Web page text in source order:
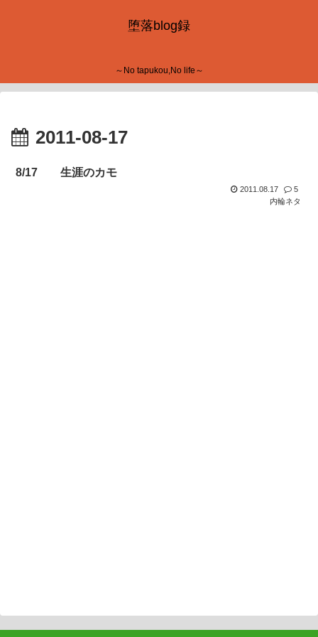
堕落blog録
～No tapukou,No life～
2011-08-17
8/17 生涯のカモ
2011.08.17
5
内輪ネタ